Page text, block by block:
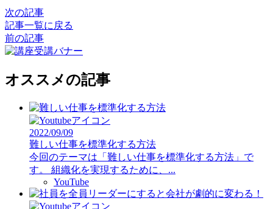
次の記事
記事一覧に戻る
前の記事
オススメの記事
2022/09/09
難しい仕事を標準化する方法
今回のテーマは「難しい仕事を標準化する方法」で
す。 組織化を実現するために、...
YouTube